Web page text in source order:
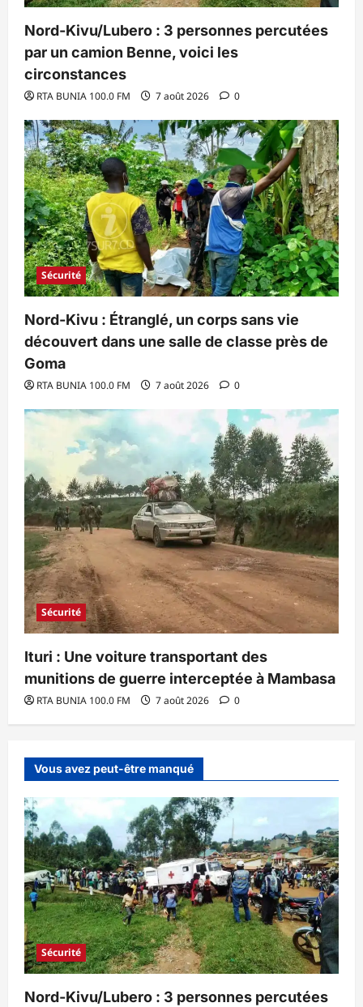
Nord-Kivu/Lubero : 3 personnes percutées
par un camion Benne, voici les
circonstances
RTA BUNIA 100.0 FM 7 août 2026 0
Sécurité
Nord-Kivu : Étranglé, un corps sans vie
découvert dans une salle de classe près de
Goma
RTA BUNIA 100.0 FM 7 août 2026 0
Sécurité
Ituri : Une voiture transportant des
munitions de guerre interceptée à Mambasa
RTA BUNIA 100.0 FM 7 août 2026 0
Vous avez peut-être manqué
Sécurité
Nord-Kivu/Lubero : 3 personnes percutées